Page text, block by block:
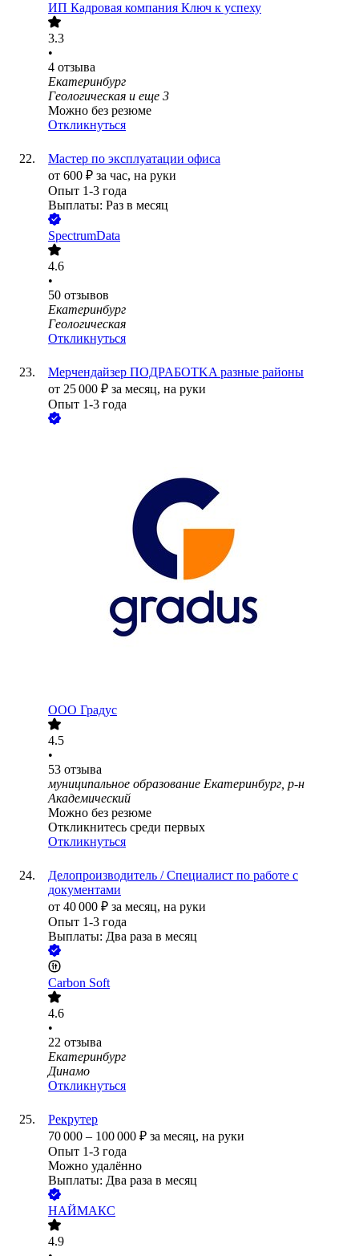
ИП Кадровая компания Ключ к успеху
3.3
•
4 отзыва
Екатеринбург
Геологическая и еще 3
Можно без резюме
Откликнуться
Мастер по эксплуатации офиса
от 600 ₽ за час, на руки
Опыт 1-3 года
Выплаты: Раз в месяц
SpectrumData
4.6
•
50 отзывов
Екатеринбург
Геологическая
Откликнуться
Мерчендайзер ПOДPAБOTKA разные районы
от 25 000 ₽ за месяц, на руки
Опыт 1-3 года
ООО Градус
4.5
•
53 отзыва
муниципальное образование Екатеринбург, р-н
Академический
Можно без резюме
Откликнитесь среди первых
Откликнуться
Делопроизводитель / Специалист по работе с
документами
от 40 000 ₽ за месяц, на руки
Опыт 1-3 года
Выплаты: Два раза в месяц
Carbon Soft
4.6
•
22 отзыва
Екатеринбург
Динамо
Откликнуться
Рекрутер
70 000 – 100 000 ₽ за месяц, на руки
Опыт 1-3 года
Можно удалённо
Выплаты: Два раза в месяц
НАЙМАКС
4.9